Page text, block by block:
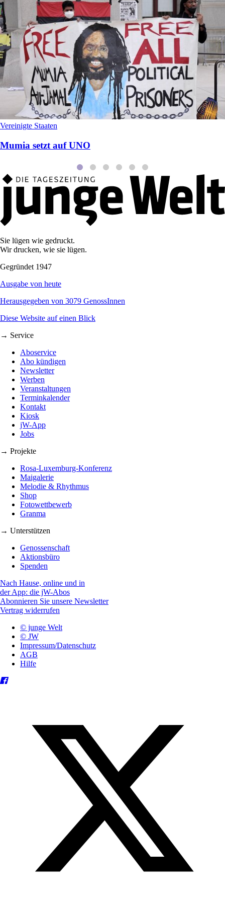
Vereinigte Staaten
Mumia setzt auf UNO
Sie lügen wie gedruckt.
Wir drucken, wie sie lügen.
Gegründet 1947
Ausgabe von heute
Herausgegeben von 3079 GenossInnen
Diese Website auf einen Blick
→ Service
Aboservice
Abo kündigen
Newsletter
Werben
Veranstaltungen
Terminkalender
Kontakt
Kiosk
jW-App
Jobs
→ Projekte
Rosa-Luxemburg-Konferenz
Maigalerie
Melodie & Rhythmus
Shop
Fotowettbewerb
Granma
→ Unterstützen
Genossenschaft
Aktionsbüro
Spenden
Nach Hause, online und in
der App: die jW-Abos
Abonnieren Sie unsere Newsletter
Vertrag widerrufen
© junge Welt
© JW
Impressum/Datenschutz
AGB
Hilfe